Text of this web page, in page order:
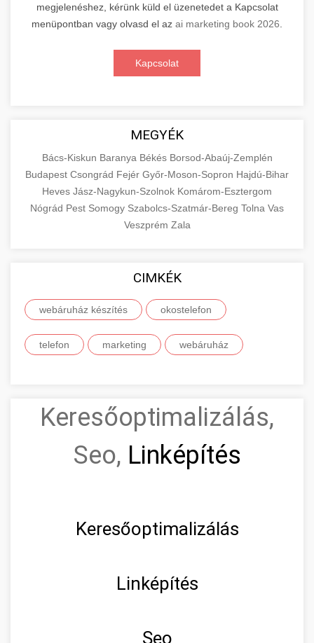
megjelenéshez, kérünk küld el üzenetedet a Kapcsolat
menüpontban vagy olvasd el az ai marketing book 2026
Kapcsolat
MEGYÉK
Bács-Kiskun Baranya Békés Borsod-Abaúj-Zemplén
Budapest Csongrád Fejér Győr-Moson-Sopron Hajdú-Bihar
Heves Jász-Nagykun-Szolnok Komárom-Esztergom
Nógrád Pest Somogy Szabolcs-Szatmár-Bereg Tolna Vas
Veszprém Zala
CIMKÉK
webáruház készítés okostelefon
telefon marketing webáruház
Keresőoptimalizálás,
Seo, Linképítés
Keresőoptimalizálás
Linképítés
Seo